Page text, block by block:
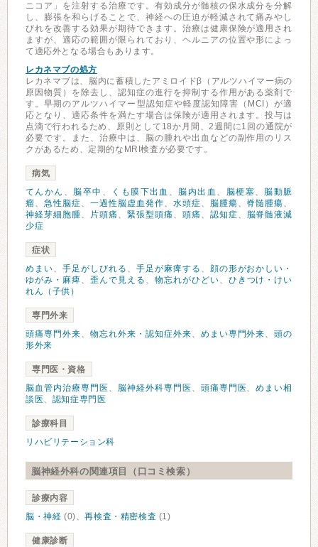
ニコア」を注射する治療です。有効成分が髄核の保水成分を分解
し、膨張を和らげることで、神経への圧迫が軽減されて痛みやし
びれを改善する効果が期待できます。治療は健康保険が適用され
ますが、適応の範囲が限られており、ヘルニアの位置や形によっ
て適応外となる場合もあります。
レカネマブの処方
レカネマブは、脳内に蓄積したアミロイドβ（アルツハイマー病の
原因物質）を除去し、認知症の進行を抑制する作用がある薬剤で
す。早期のアルツハイマー型認知症や軽度認知障害（MCI）が適
応となり、適応条件を満たす場合は保険が適用されます。投与は
点滴で行われるため、原則として18か月間、2週間に1回の通院が
必要です。また、治療中は、脳の腫れや出血などの副作用のリス
クがあるため、定期的なMRI検査が必要です。
病気
てんかん 、 脳卒中 、 くも膜下出血 、 脳内出血 、 脳梗塞、 脳動脈
瘤、 急性脳症、 一過性脳虚血発作、 水頭症、 脳腫瘍、 脊髄腫瘍、
神経芽細胞腫、 片頭痛 、 緊張型頭痛 、 頭痛 、 認知症、
脳脊髄液減
少症
症状
めまい、 手足がしびれる 、 手足が麻痺する 、
顔の形がおかしい・
ゆがみ・麻痺、 歪んで見える 、 物忘れがひどい、 ひきつけ・けい
れん（子供）
専門外来
頭痛専門外来、 物忘れ外来・認知症外来、 めまい専門外来、頭の
形外来
専門医・資格
脳血管内治療専門医 、 脳神経外科専門医 、 頭痛専門医、めまい相
談医、 認知症専門医
診療科目
リハビリテーション科
脳神経外科の関連項目（口コミ検索）
診療内容
脳・神経 (0)、再検査・精密検査 (1)
健康診断